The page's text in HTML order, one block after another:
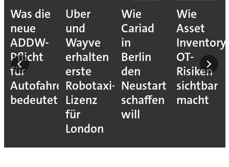
Was die
neue
ADDW-
Pflicht
für
Autofahrer
bedeutet
Uber
und
Wayve
erhalten
erste
Robotaxi-
Lizenz
für
London
Wie
Cariad
in
Berlin
den
Neustart
schaffen
will
Wie
Asset
Inventory
OT-
Risiken
sichtbar
macht